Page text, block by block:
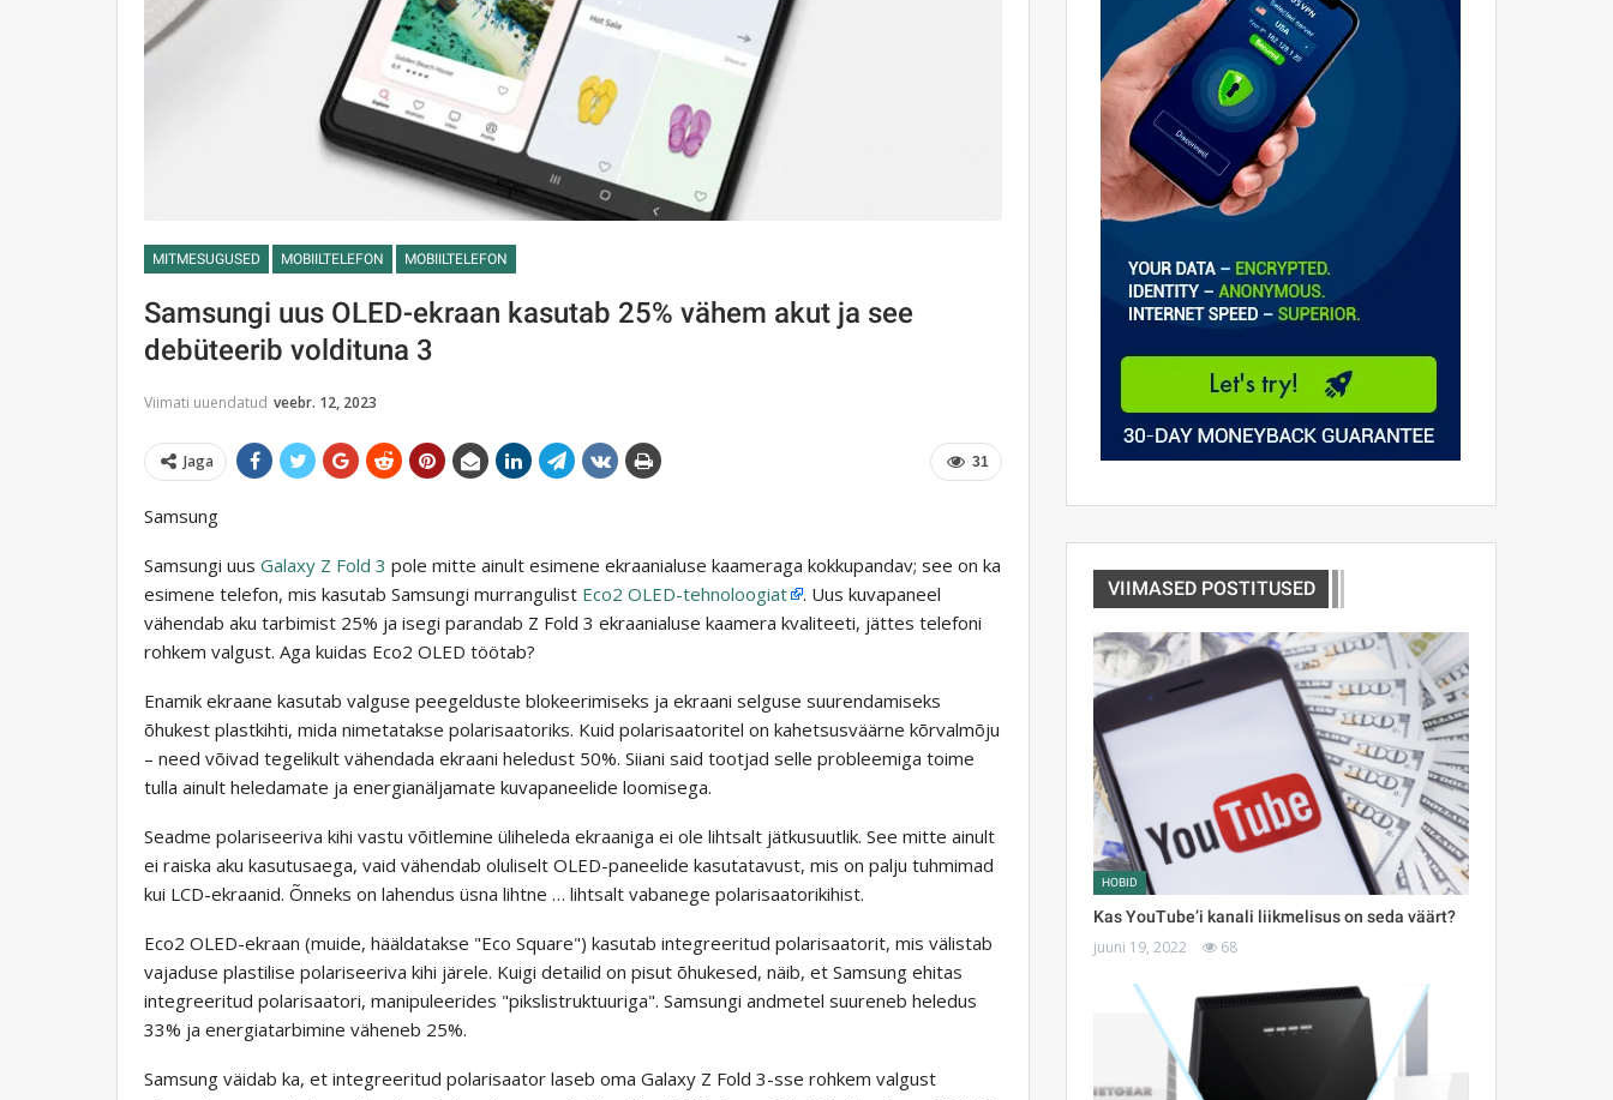
MITMESUGUSED MOBIILTELEFON MOBIILTELEFON
Samsungi uus OLED-ekraan kasutab 25% vähem akut ja see
debüteerib voldituna 3
Viimati uuendatud veebr. 12, 2023
31
Jaga
Samsung
Samsungi uus Galaxy Z Fold 3 pole mitte ainult esimene ekraanialuse kaameraga kokkupandav; see on ka
esimene telefon, mis kasutab Samsungi murrangulist Eco2 OLED-tehnoloogiat
. Uus kuvapaneel
vähendab aku tarbimist 25% ja isegi parandab Z Fold 3 ekraanialuse kaamera kvaliteeti, jättes telefoni
rohkem valgust. Aga kuidas Eco2 OLED töötab?
Enamik ekraane kasutab valguse peegelduste blokeerimiseks ja ekraani selguse suurendamiseks
õhukest plastkihti, mida nimetatakse polarisaatoriks. Kuid polarisaatoritel on kahetsusväärne kõrvalmõju
– need võivad tegelikult vähendada ekraani heledust 50%. Siiani said tootjad selle probleemiga toime
tulla ainult heledamate ja energianäljamate kuvapaneelide loomisega.
Seadme polariseeriva kihi vastu võitlemine üliheleda ekraaniga ei ole lihtsalt jätkusuutlik. See mitte ainult
ei raiska aku kasutusaega, vaid vähendab oluliselt OLED-paneelide kasutatavust, mis on palju tuhmimad
kui LCD-ekraanid. Õnneks on lahendus üsna lihtne … lihtsalt vabanege polarisaatorikihist.
Eco2 OLED-ekraan (muide, hääldatakse "Eco Square") kasutab integreeritud polarisaatorit, mis välistab
vajaduse plastilise polariseeriva kihi järele. Kuigi detailid on pisut õhukesed, näib, et Samsung ehitas
integreeritud polarisaatori, manipuleerides "pikslistruktuuriga". Samsungi andmetel suureneb heledus
33% ja energiatarbimine väheneb 25%.
Samsung väidab ka, et integreeritud polarisaator laseb oma Galaxy Z Fold 3-sse rohkem valgust
VIIMASED POSTITUSED
HOBID
Kas YouTube’i kanali liikmelisus on seda väärt?
juuni 19, 2022 68